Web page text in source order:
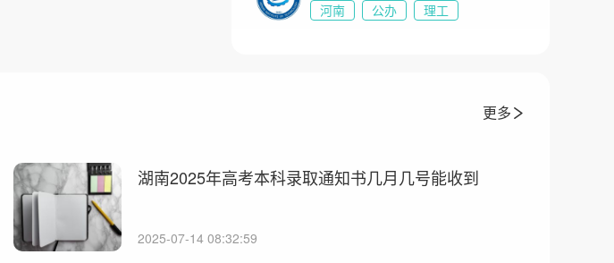
河南
公办 理工
更多
湖南2025年高考本科录取通知书几月几号能收到
2025-07-14 08:32:59